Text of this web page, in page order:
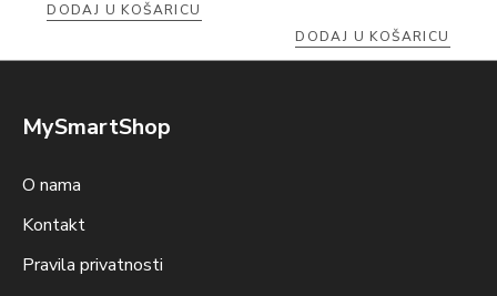
DODAJ U KOŠARICU
DODAJ U KOŠARICU
MySmartShop
O nama
Kontakt
Pravila privatnosti